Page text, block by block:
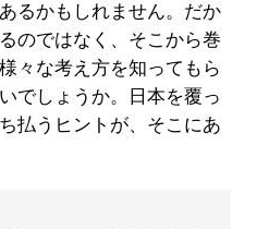
るかもしれません。だか
のではなく、そこから巻
々な考え方を知ってもら
でしょうか。日本を覆っ
払うヒントが、そこにあ